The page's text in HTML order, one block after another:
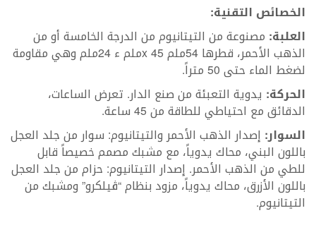
الخصائص التقنية:
العلبة: مصنوعة من التيتانيوم من الدرجة الخامسة أو من
الذهب الأحمر، قطرها 54ملم x 45ملم ء 24ملم وهي مقاومة
لضغط الماء حتى 50 متراً.
الحركة: يدوية التعبئة من صنع الدار. تعرض الساعات،
الدقائق مع احتياطي للطاقة من 45 ساعة.
السوار: إصدار الذهب الأحمر والتيتانيوم: سوار من جلد العجل
باللون البني، محاك يدوياً، مع مشبك مصمم خصيصاً قابل
للطي من الذهب الأحمر. إصدار التيتانيوم: حزام من جلد العجل
باللون الأزرق، محاك يدوياً، مزود بنظام “ڨيلكرو” ومشبك من
التيتانيوم.